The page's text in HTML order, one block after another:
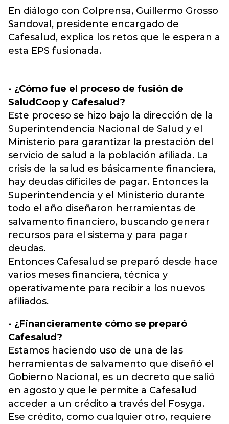
En diálogo con Colprensa, Guillermo Grosso
Sandoval, presidente encargado de
Cafesalud, explica los retos que le esperan a
esta EPS fusionada.
- ¿Cómo fue el proceso de fusión de
SaludCoop y Cafesalud?
Este proceso se hizo bajo la dirección de la
Superintendencia Nacional de Salud y el
Ministerio para garantizar la prestación del
servicio de salud a la población afiliada. La
crisis de la salud es básicamente financiera,
hay deudas difíciles de pagar. Entonces la
Superintendencia y el Ministerio durante
todo el año diseñaron herramientas de
salvamento financiero, buscando generar
recursos para el sistema y para pagar
deudas.
Entonces Cafesalud se preparó desde hace
varios meses financiera, técnica y
operativamente para recibir a los nuevos
afiliados.
- ¿Financieramente cómo se preparó
Cafesalud?
Estamos haciendo uso de una de las
herramientas de salvamento que diseñó el
Gobierno Nacional, es un decreto que salió
en agosto y que le permite a Cafesalud
acceder a un crédito a través del Fosyga.
Ese crédito, como cualquier otro, requiere